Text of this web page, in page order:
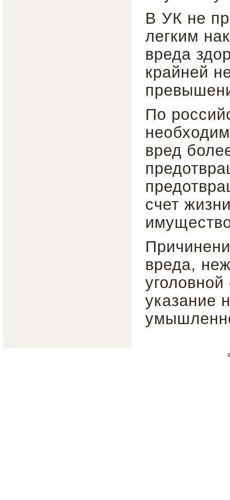
В УК не
легким
вреда
крайней
По
вред
счет
вреда,
уголовной
указание